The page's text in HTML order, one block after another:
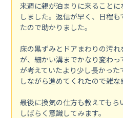
来週に親が泊まりに来ること
しました。返信が早く、日程
たので助かりました。
床の黒ずみとドアまわりの汚
が、細かい溝までかなり変わ
が考えていたより少し長かっ
しながら進めてくれたので雑な
最後に換気の仕方も教えても
しばらく意識してみます。